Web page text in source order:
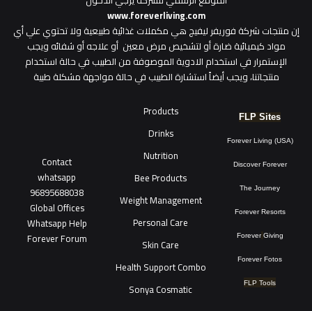
www.foreverliving.com
​إن منتجات شركة فوريفر ليفيج هي مكملات غذائية طبيعية ولا تحتوي علي أي
مواد كيميائية ضارة أو لتشخيص مرض معين أو علاجه أو شفائه ويجب
الإستمرار في استخدام الادوية الموصوفة من الطبيب في حالة استخدام
منتجاتنا، ويجب أيضاً استشارة الطبيب في حالة مواجهة مشكلة طبية
FLP Sites
Forever Living (USA)
Discover Forever
The Journey
Forever Resorts
Forever Giving
Forever Fotos
FLP Tools
Products
Drinks
Nutrition
Bee Products
Weight Management
Personal Care
Skin Care
Health Support Combo
Sonya Cosmatic
Contact
whatsapp
96895688038
Global Offices
Whatsapp Help
Forever Forum
فوريفرشوب